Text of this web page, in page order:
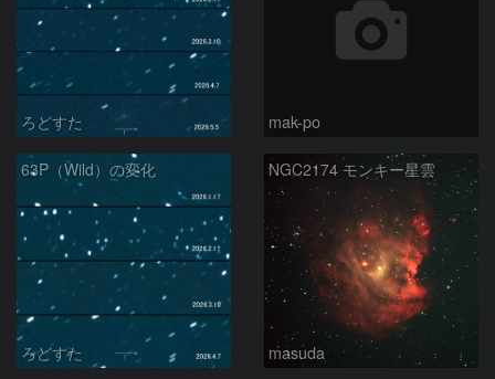
ろどすた mak-po
63P（Wild）の変化
ろどすた
NGC2174 モンキー星雲
masuda